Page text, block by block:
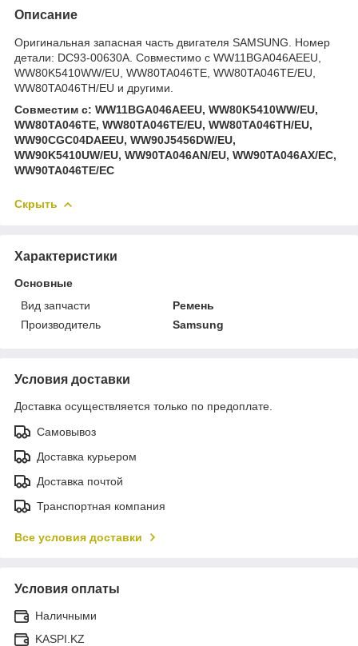
Описание
Оригинальная запасная часть двигателя SAMSUNG. Номер
детали: DC93-00630A. Совместимо с WW11BGA046AEEU,
WW80K5410WW/EU, WW80TA046TE, WW80TA046TE/EU,
WW80TA046TH/EU и другими.
Совместим с: WW11BGA046AEEU, WW80K5410WW/EU,
WW80TA046TE, WW80TA046TE/EU, WW80TA046TH/EU,
WW90CGC04DAEEU, WW90J5456DW/EU,
WW90K5410UW/EU, WW90TA046AN/EU, WW90TA046AX/ЕС,
WW90TA046TE/ЕС
Скрыть
Характеристики
Основные
Вид запчасти
Ремень
Производитель
Samsung
Условия доставки
Доставка осуществляется только по предоплате.
Самовывоз
Доставка курьером
Доставка почтой
Транспортная компания
Все условия доставки
Условия оплаты
Наличными
KASPI.KZ